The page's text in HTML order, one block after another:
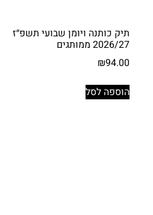
תיק כותנה ויומן שבועי תשפ״ז
2026/27 ממותגים
₪94.00
הוספה לסל